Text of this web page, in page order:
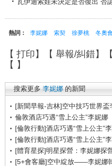
熱詞： 李妮娜 索契 徐夢桃 冬奧會
【 打印】【 舉報/糾錯】【
【 】
搜索更多 李妮娜 的新聞
[新聞早報-吉林]空中技巧世界
倫敦酒店巧遇“雪上公主”李妮娜
[倫敦行動]酒店巧遇“雪上公主”
[倫敦行動]酒店巧遇“雪上公主”
[體育星探]明星探營：李妮娜探
[5+會客廳]空中綻放——李妮娜